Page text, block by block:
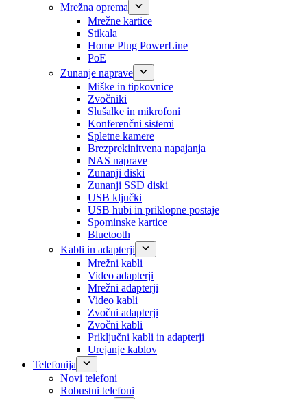
Mrežna oprema
Mrežne kartice
Stikala
Home Plug PowerLine
PoE
Zunanje naprave
Miške in tipkovnice
Zvočniki
Slušalke in mikrofoni
Konferenčni sistemi
Spletne kamere
Brezprekinitvena napajanja
NAS naprave
Zunanji diski
Zunanji SSD diski
USB ključki
USB hubi in priklopne postaje
Spominske kartice
Bluetooth
Kabli in adapterji
Mrežni kabli
Video adapterji
Mrežni adapterji
Video kabli
Zvočni adapterji
Zvočni kabli
Priključni kabli in adapterji
Urejanje kablov
Telefonija
Novi telefoni
Robustni telefoni